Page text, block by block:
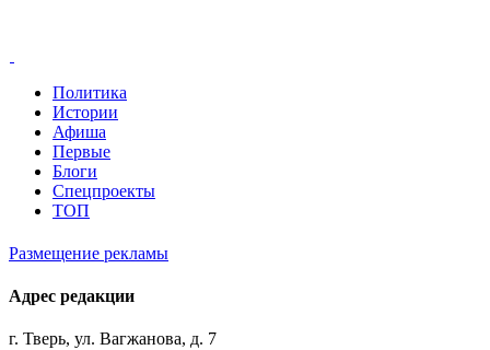
Политика
Истории
Афиша
Первые
Блоги
Спецпроекты
ТОП
Размещение рекламы
Адрес редакции
г. Тверь, ул. Вагжанова, д. 7